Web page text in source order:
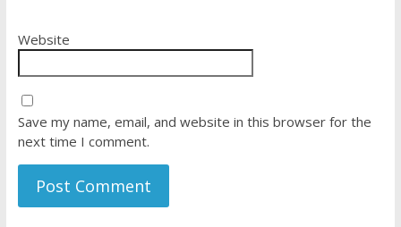
Website
Save my name, email, and website in this browser for the
next time I comment.